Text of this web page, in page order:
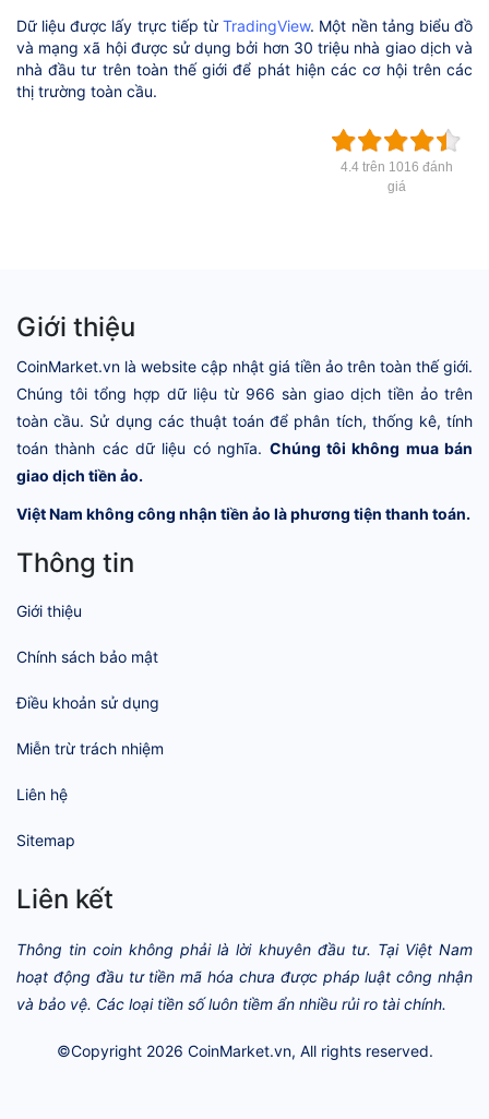
Dữ liệu được lấy trực tiếp từTradingView. Một nền tảng biểu đồ
và mạng xã hội được sử dụng bởi hơn 30 triệu nhà giao dịch và
nhà đầu tư trên toàn thế giới để phát hiện các cơ hội trên các
thị trường toàn cầu.
4.4 trên 1016 đánh
giá
Giới thiệu
CoinMarket.vn là website cập nhật giá tiền ảo trên toàn thế giới.
Chúng tôi tổng hợp dữ liệu từ 966 sàn giao dịch tiền ảo trên
toàn cầu. Sử dụng các thuật toán để phân tích, thống kê, tính
toán thành các dữ liệu có nghĩa. Chúng tôi không mua bán
giao dịch tiền ảo.
Việt Nam không công nhận tiền ảo là phương tiện thanh toán.
Thông tin
Giới thiệu
Chính sách bảo mật
Điều khoản sử dụng
Miễn trừ trách nhiệm
Liên hệ
Sitemap
Liên kết
Thông tin coin không phải là lời khuyên đầu tư. Tại Việt Nam
hoạt động đầu tư tiền mã hóa chưa được pháp luật công nhận
và bảo vệ. Các loại tiền số luôn tiềm ẩn nhiều rủi ro tài chính.
©Copyright 2026 CoinMarket.vn, All rights reserved.